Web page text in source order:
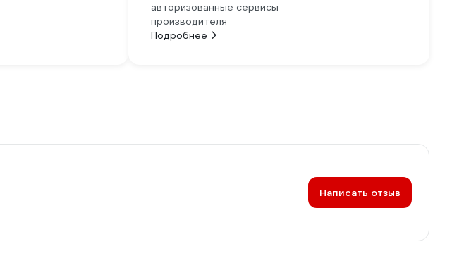
авторизованные сервисы
производителя
Подробнее
Написать отзыв